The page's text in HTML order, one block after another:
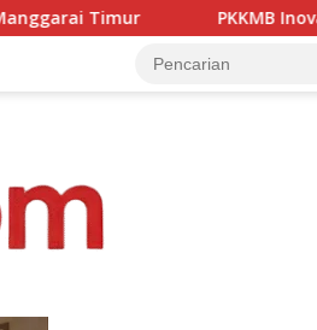
Inovatif, Komitmen Kampus